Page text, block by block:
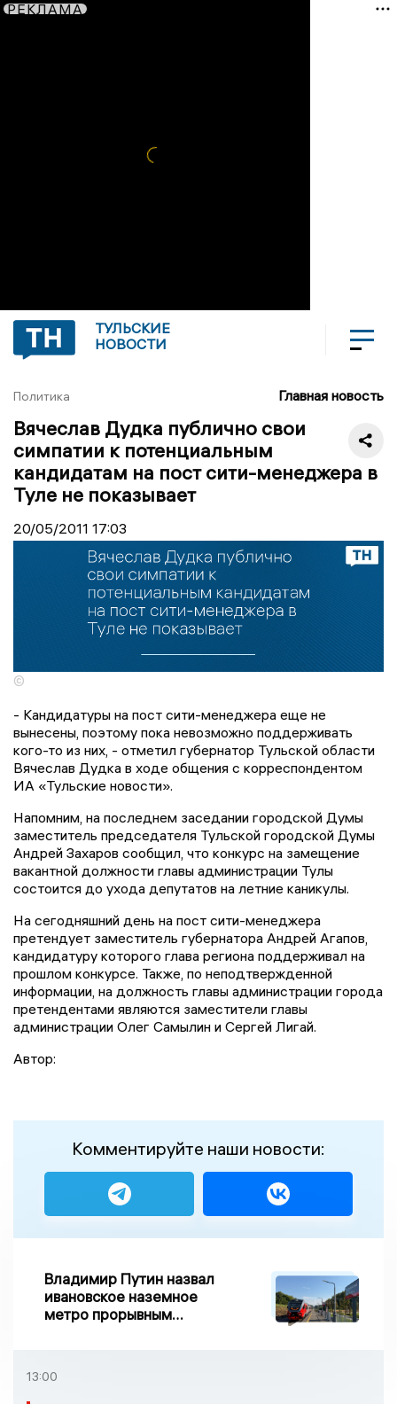
РЕКЛАМА
ТУЛЬСКИЕ
НОВОСТИ
Политика Главная новость
Вячеслав Дудка публично свои
симпатии к потенциальным
кандидатам на пост сити-менеджера в
Туле не показывает
20/05/2011 17:03
©
- Кандидатуры на пост сити-менеджера еще не
вынесены, поэтому пока невозможно поддерживать
кого-то из них, - отметил губернатор Тульской области
Вячеслав Дудка в ходе общения с корреспондентом
ИА «Тульские новости».
Напомним, на последнем заседании городской Думы
заместитель председателя Тульской городской Думы
Андрей Захаров сообщил, что конкурс на замещение
вакантной должности главы администрации Тулы
состоится до ухода депутатов на летние каникулы.
На сегодняшний день на пост сити-менеджера
претендует заместитель губернатора Андрей Агапов,
кандидатуру которого глава региона поддерживал на
прошлом конкурсе. Также, по неподтвержденной
информации, на должность главы администрации города
претендентами являются заместители главы
администрации Олег Самылин и Сергей Лигай.
Автор:
Комментируйте наши новости:
Владимир Путин назвал
ивановское наземное
метро прорывным
13:00